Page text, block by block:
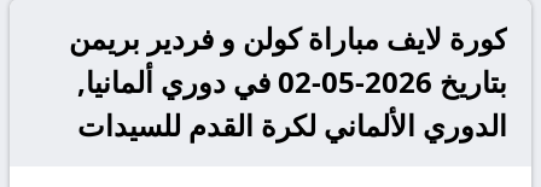
كورة لايف مباراة كولن و فردير بريمن
بتاريخ 2026-05-02 في دوري ألمانيا,
الدوري الألماني لكرة القدم للسيدات